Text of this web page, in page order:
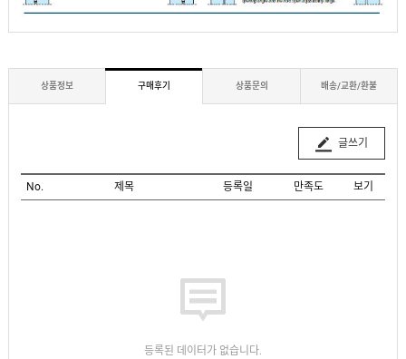
상품정보 구매후기 상품문의 배송/교환/환불
글쓰기
No. 제목 등록일 만족도 보기
등록된 데이터가 없습니다.